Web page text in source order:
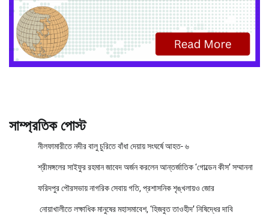
সাম্প্রতিক পোস্ট
নীলফামারীতে নদীর বালু চুরিতে বাঁধা দেয়ায় সংঘর্ষে আহত- ৬
শ্রীমঙ্গলের সাইফুর রহমান জাবেদ অর্জন করলেন আন্তর্জাতিক ‘গোল্ডেন কীস’ সম্মাননা
ফরিদপুর পৌরসভায় নাগরিক সেবায় গতি, প্রশাসনিক শৃঙ্খলায়ও জোর
নোয়াখালীতে লক্ষাধিক মানুষের মহাসমাবেশ, ‘হিজবুত তাওহীদ’ নিষিদ্ধের দাবি